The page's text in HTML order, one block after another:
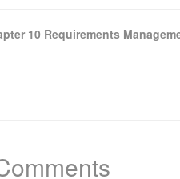
10 Requirements